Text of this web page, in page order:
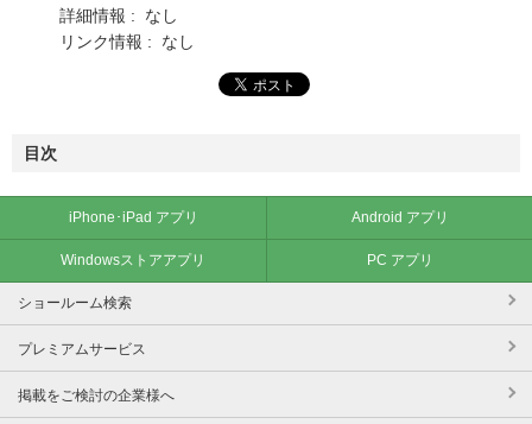
詳細情報 : なし
リンク情報 : なし
目次
iPhone･iPad アプリ Android アプリ
Windowsストアアプリ PC アプリ
ショールーム検索
プレミアムサービス
掲載をご検討の企業様へ